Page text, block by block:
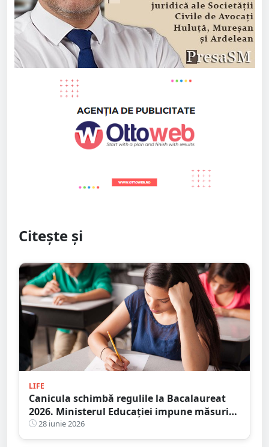
Citește și
LIFE
Canicula schimbă regulile la Bacalaureat
2026. Ministerul Educației impune măsuri
speciale
28 iunie 2026